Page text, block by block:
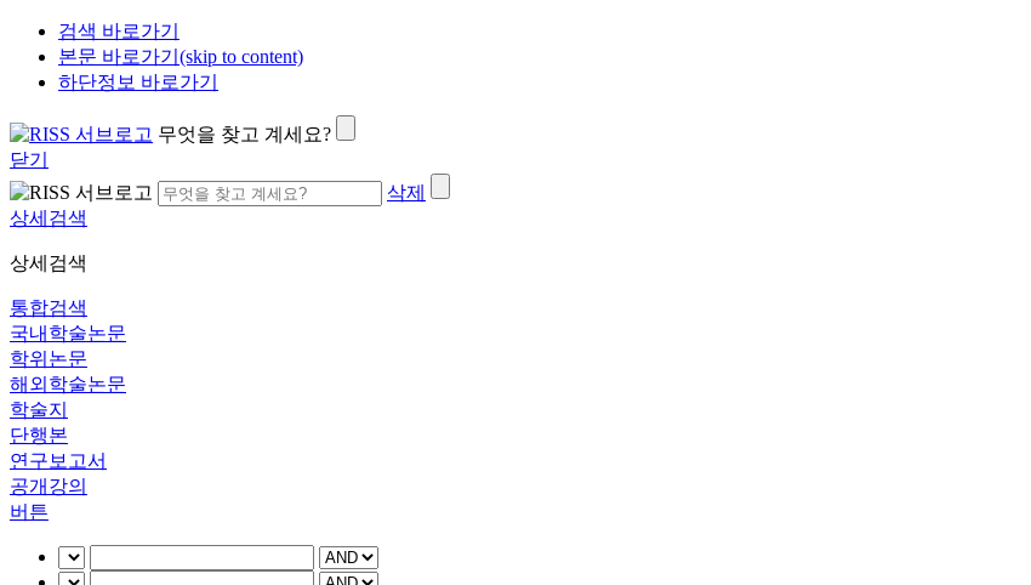
검색 바로가기
본문 바로가기(skip to content)
하단정보 바로가기
무엇을 찾고 계세요?
닫기
삭제
상세검색
상세검색
통합검색
국내학술논문
학위논문
해외학술논문
학술지
단행본
연구보고서
공개강의
버튼